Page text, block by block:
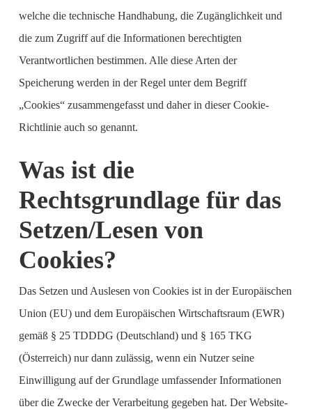
welche die technische Handhabung, die Zugänglichkeit und
die zum Zugriff auf die Informationen berechtigten
Verantwortlichen bestimmen. Alle diese Arten der
Speicherung werden in der Regel unter dem Begriff
„Cookies“ zusammengefasst und daher in dieser Cookie-
Richtlinie auch so genannt.
Was ist die
Rechtsgrundlage für das
Setzen/Lesen von
Cookies?
Das Setzen und Auslesen von Cookies ist in der Europäischen
Union (EU) und dem Europäischen Wirtschaftsraum (EWR)
gemäß § 25 TDDDG (Deutschland) und § 165 TKG
(Österreich) nur dann zulässig, wenn ein Nutzer seine
Einwilligung auf der Grundlage umfassender Informationen
über die Zwecke der Verarbeitung gegeben hat. Der Website-